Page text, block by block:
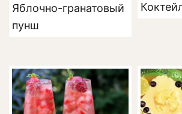
Яблочно-гранатовый
пунш